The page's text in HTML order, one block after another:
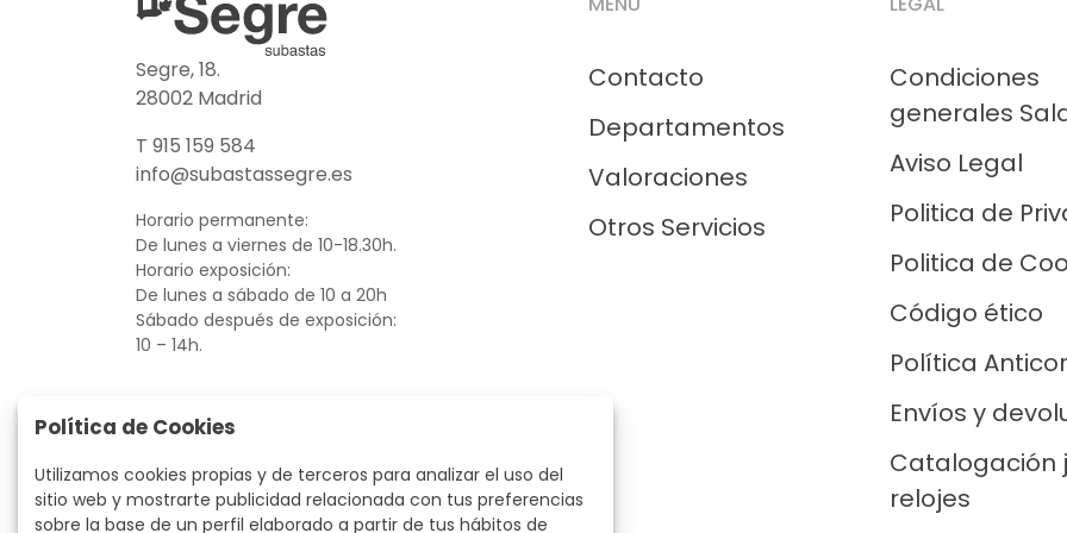
Segre, 18.
28002 Madrid
T 915 159 584
info@subastassegre.es
Horario permanente:
De lunes a viernes de 10-18.30h.
Horario exposición:
De lunes a sábado de 10 a 20h
Sábado después de exposición:
10 – 14h.
Contacto
Departamentos
Valoraciones
Otros Servicios
Condiciones
generales
Aviso Legal
Politica de
Politica de
Código ético
Política
Envíos y
Catalogación
relojes
Política de Cookies
Utilizamos cookies propias y de terceros para analizar el uso del
sitio web y mostrarte publicidad relacionada con tus preferencias
sobre la base de un perfil elaborado a partir de tus hábitos de